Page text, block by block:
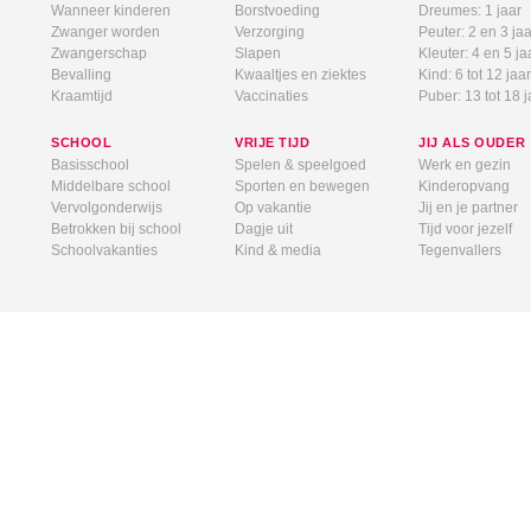
Wanneer kinderen
Zwanger worden
Zwangerschap
Bevalling
Kraamtijd
Borstvoeding
Verzorging
Slapen
Kwaaltjes en ziektes
Vaccinaties
Dreumes: 1 jaar
Peuter: 2 en 3
Kleuter: 4 en 5
Kind: 6 tot 12 jaar
Puber: 13 tot 18
SCHOOL
Basisschool
Middelbare school
Vervolgonderwijs
Betrokken bij school
Schoolvakanties
VRIJE TIJD
Spelen & speelgoed
Sporten en bewegen
Op vakantie
Dagje uit
Kind & media
JIJ ALS OUDER
Werk en gezin
Kinderopvang
Jij en je partner
Tijd voor jezelf
Tegenvallers